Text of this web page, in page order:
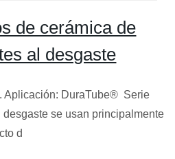
de cerámica de
al desgaste
Aplicación: DuraTube® Serie
se usan principalmente
d